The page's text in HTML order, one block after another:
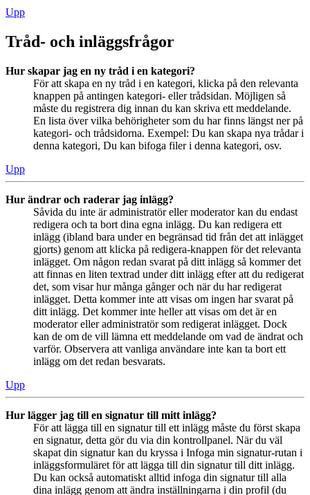
Upp
Tråd- och inläggsfrågor
Hur skapar jag en ny tråd i en kategori?
För att skapa en ny tråd i en kategori, klicka på den relevanta
knappen på antingen kategori- eller trådsidan. Möjligen så
måste du registrera dig innan du kan skriva ett meddelande.
En lista över vilka behörigheter som du har finns längst ner på
kategori- och trådsidorna. Exempel: Du kan skapa nya trådar i
denna kategori, Du kan bifoga filer i denna kategori, osv.
Upp
Hur ändrar och raderar jag inlägg?
Såvida du inte är administratör eller moderator kan du endast
redigera och ta bort dina egna inlägg. Du kan redigera ett
inlägg (ibland bara under en begränsad tid från det att inlägget
gjorts) genom att klicka på redigera-knappen för det relevanta
inlägget. Om någon redan svarat på ditt inlägg så kommer det
att finnas en liten textrad under ditt inlägg efter att du redigerat
det, som visar hur många gånger och när du har redigerat
inlägget. Detta kommer inte att visas om ingen har svarat på
ditt inlägg. Det kommer inte heller att visas om det är en
moderator eller administratör som redigerat inlägget. Dock
kan de om de vill lämna ett meddelande om vad de ändrat och
varför. Observera att vanliga användare inte kan ta bort ett
inlägg om det redan besvarats.
Upp
Hur lägger jag till en signatur till mitt inlägg?
För att lägga till en signatur till ett inlägg måste du först skapa
en signatur, detta gör du via din kontrollpanel. När du väl
skapat din signatur kan du kryssa i Infoga min signatur-rutan i
inläggsformuläret för att lägga till din signatur till ditt inlägg.
Du kan också automatiskt alltid infoga din signatur till alla
dina inlägg genom att ändra inställningarna i din profil (du